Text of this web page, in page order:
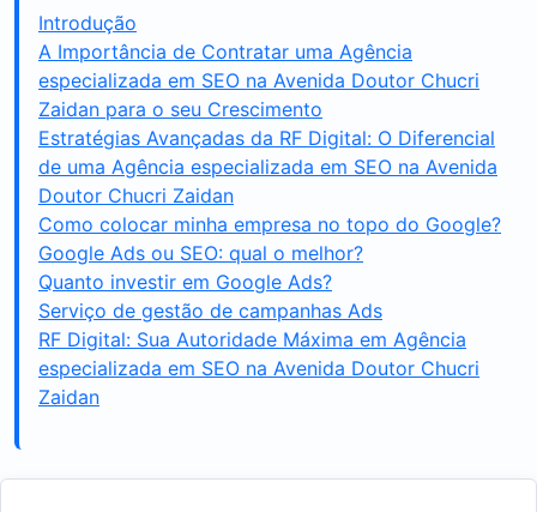
Introdução
A Importância de Contratar uma Agência
especializada em SEO na Avenida Doutor Chucri
Zaidan para o seu Crescimento
Estratégias Avançadas da RF Digital: O Diferencial
de uma Agência especializada em SEO na Avenida
Doutor Chucri Zaidan
Como colocar minha empresa no topo do Google?
Google Ads ou SEO: qual o melhor?
Quanto investir em Google Ads?
Serviço de gestão de campanhas Ads
RF Digital: Sua Autoridade Máxima em Agência
especializada em SEO na Avenida Doutor Chucri
Zaidan